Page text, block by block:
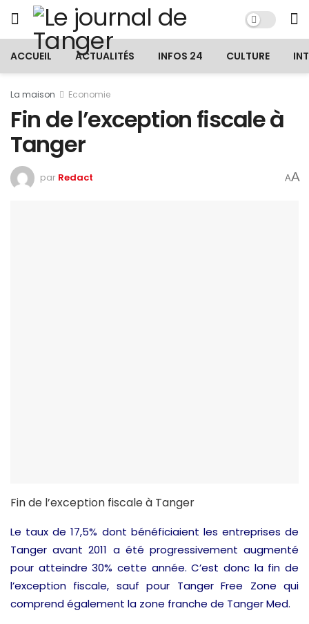
ACCUEIL ACTUALITÉS INFOS 24 CULTURE
La maison Economie
Fin de l’exception fiscale à
Tanger
par Redact AA
Fin de l’exception fiscale à Tanger
Le taux de 17,5% dont bénéficiaient les entreprises de
Tanger avant 2011 a été progressivement augmenté
pour atteindre 30% cette année. C’est donc la fin de
l’exception fiscale, sauf pour Tanger Free Zone qui
comprend également la zone franche de Tanger Med.